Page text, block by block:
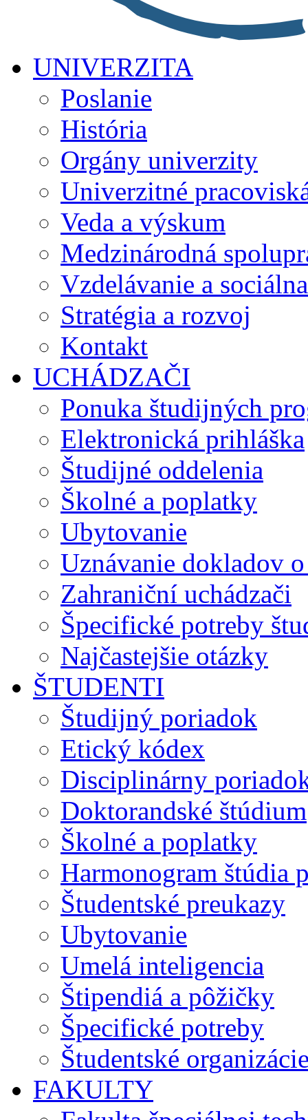
UNIVERZITA
Poslanie
História
Orgány univerzity
Univerzitné
Veda a výskum
Medzinárodná
Vzdelávanie a
Stratégia a rozvoj
Kontakt
UCHÁDZAČI
Ponuka študijných
Elektronická prihláška
Študijné oddelenia
Školné a poplatky
Ubytovanie
Uznávanie dokladov
Zahraniční uchádzači
Špecifické potreby
Najčastejšie otázky
ŠTUDENTI
Študijný poriadok
Etický kódex
Disciplinárny
Doktorandské štúdium
Školné a poplatky
Harmonogram štúdia
Študentské preukazy
Ubytovanie
Umelá inteligencia
Štipendiá a pôžičky
Špecifické potreby
Študentské
FAKULTY